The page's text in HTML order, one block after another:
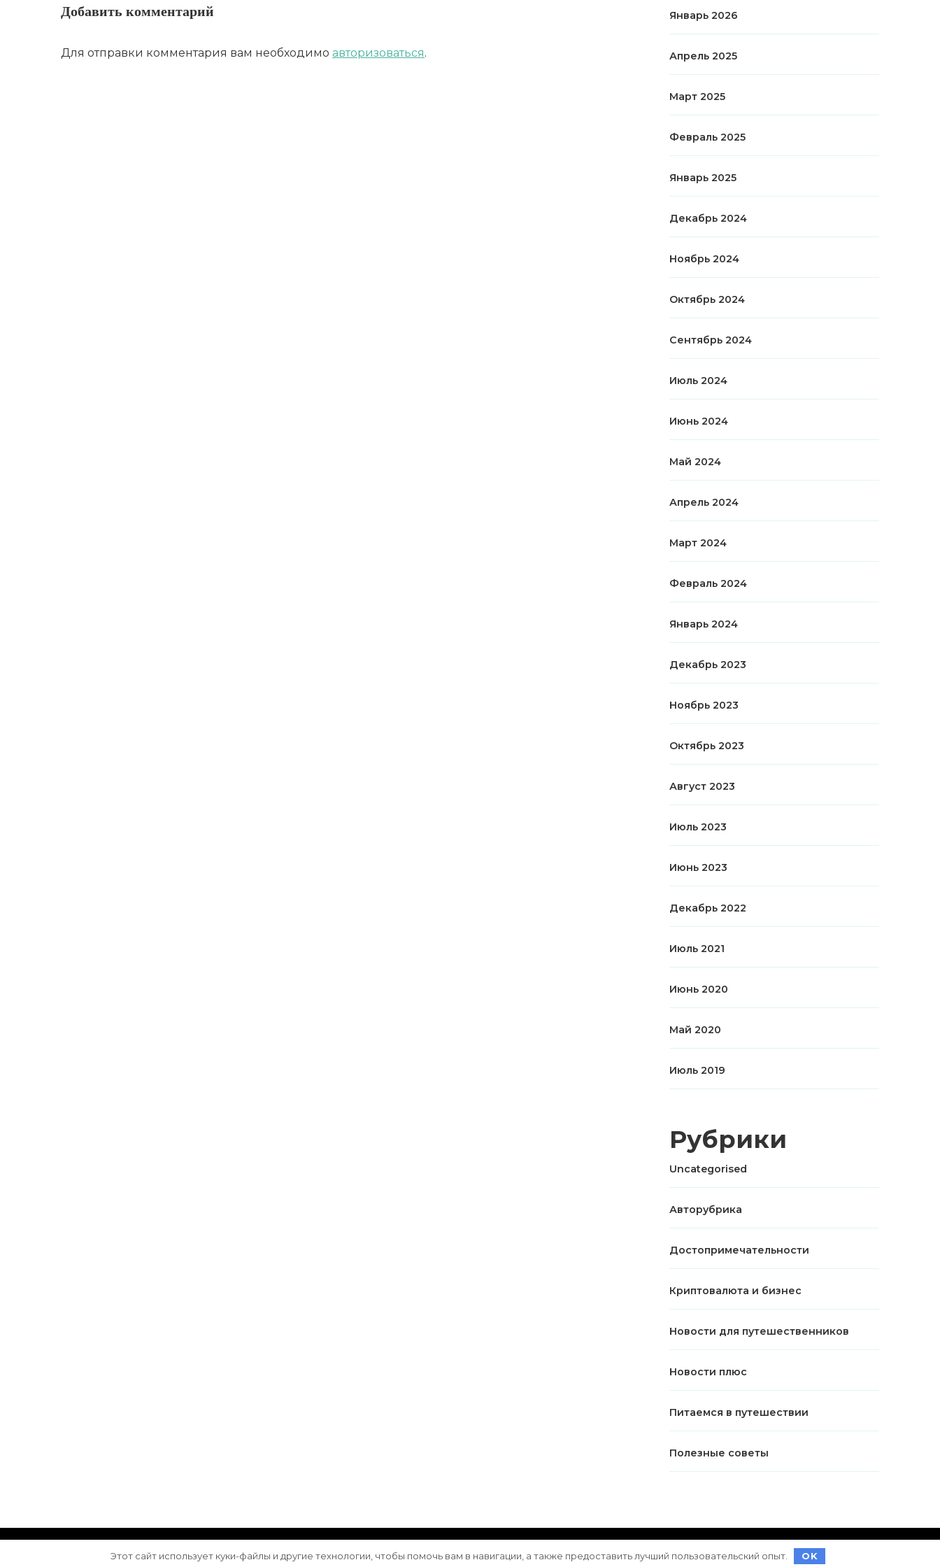
Добавить комментарий
Для отправки комментария вам необходимо авторизоваться.
Январь 2026
Апрель 2025
Март 2025
Февраль 2025
Январь 2025
Декабрь 2024
Ноябрь 2024
Октябрь 2024
Сентябрь 2024
Июль 2024
Июнь 2024
Май 2024
Апрель 2024
Март 2024
Февраль 2024
Январь 2024
Декабрь 2023
Ноябрь 2023
Октябрь 2023
Август 2023
Июль 2023
Июнь 2023
Декабрь 2022
Июль 2021
Июнь 2020
Май 2020
Июль 2019
Рубрики
Uncategorised
Авторубрика
Достопримечательности
Криптовалюта и бизнес
Новости для путешественников
Новости плюс
Питаемся в путешествии
Полезные советы
© Авторское право 2026 . Все права защищены. Vilva | Разработана WordPress
Этот сайт использует куки-файлы и другие технологии, чтобы помочь вам в навигации, а также предоставить лучший пользовательский опыт. OK